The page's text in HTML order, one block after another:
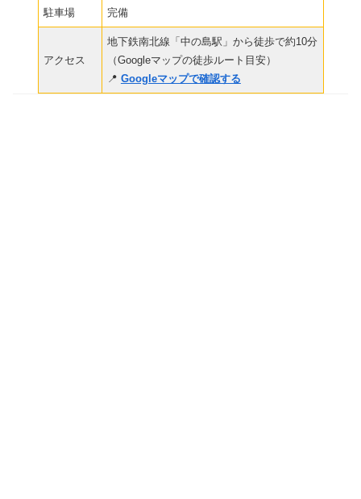
駐車場 完備
アクセス
地下鉄南北線「中の島駅」から徒歩で約10分
（Googleマップの徒歩ルート目安）
📍 Googleマップで確認する